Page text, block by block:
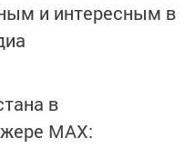
и интересным в
в
MАХ: